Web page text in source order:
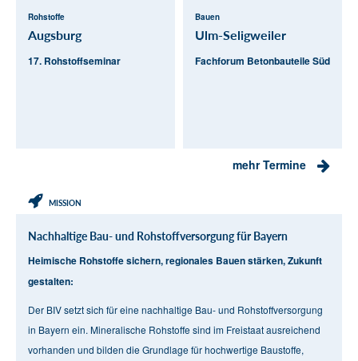
Rohstoffe
Augsburg
17. Rohstoffseminar
Bauen
Ulm-Seligweiler
Fachforum Betonbauteile Süd
mehr Termine
MISSION
Nachhaltige Bau- und Rohstoffversorgung für Bayern
Heimische Rohstoffe sichern, regionales Bauen stärken, Zukunft
gestalten:
Der BIV setzt sich für eine nachhaltige Bau- und Rohstoffversorgung
in Bayern ein. Mineralische Rohstoffe sind im Freistaat ausreichend
vorhanden und bilden die Grundlage für hochwertige Baustoffe,